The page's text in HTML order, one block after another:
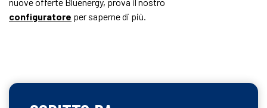
configuratore per saperne di più.